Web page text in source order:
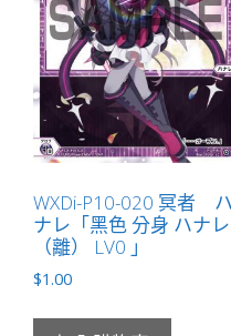
WXDi-P10-020 冥者 ハ
ナレ「黑色 分身 ハナレ
（離） LV0 」
$1.00